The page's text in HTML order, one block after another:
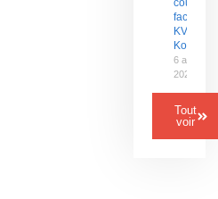
couleurs
face au
KV
Kortrijk
6 août
2026
Tout
voir